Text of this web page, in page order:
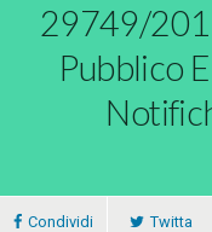
29749/
Pubblico
Condividi Twitta